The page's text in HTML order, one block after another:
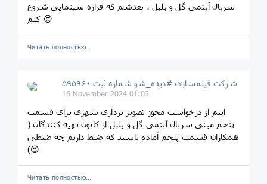
سریال آیتمی گل و بلبل ، بعدشم که قراره سینمایی شروع
کنم 😍
Читать полностью…
شرکت فیلمسازی #دیده_شو شماره ثبت ۵۹۵۹۶۰
16 November 2024 01:03
اینم از درخواست مجوز تصویر برداری شهری برای قسمت
پنجم مینی سریال آیتمی گل و بلبل از کانون تهیه کنندگان (
همکاران قسمت پنجم آماده باشید که ضبط داریم چه ضبطی
)😍
Читать полностью…